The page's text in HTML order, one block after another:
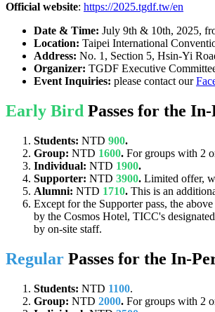
Official website: https://2025.tgdf.tw/en
Date & Time: July 9th & 10th, 2025,
Location: Taipei International
Address: No. 1, Section 5, Hsin-Yi
Organizer: TGDF Executive
Event Inquiries: please contact our
Early Bird Passes for the
Students: NTD 900.
Group: NTD 1600. For groups with 2
Individual: NTD 1900.
Supporter: NTD 3900. Limited offer,
Alumni: NTD 1710. This is an
Except for the Supporter pass, the
by the Cosmos Hotel, TICC's
by on-site staff.
Regular Passes for the In-
Students: NTD 1100.
Group: NTD 2000. For groups with 2